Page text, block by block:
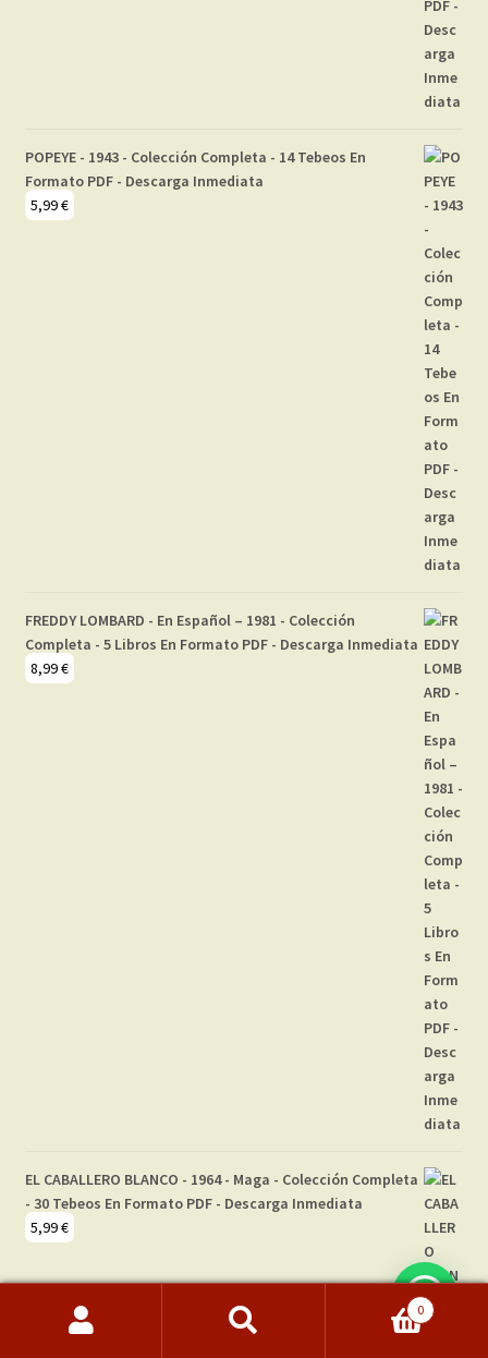
POPEYE - 1943 - Colección Completa - 14 Tebeos En
Formato PDF - Descarga Inmediata
5,99€
FREDDY LOMBARD - En Español – 1981 - Colección
Completa - 5 Libros En Formato PDF - Descarga Inmediata
8,99€
EL CABALLERO BLANCO - 1964 - Maga - Colección Completa
- 30 Tebeos En Formato PDF - Descarga Inmediata
5,99€
0